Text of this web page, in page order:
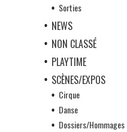
Sorties
NEWS
NON CLASSÉ
PLAYTIME
SCÈNES/EXPOS
Cirque
Danse
Dossiers/Hommages